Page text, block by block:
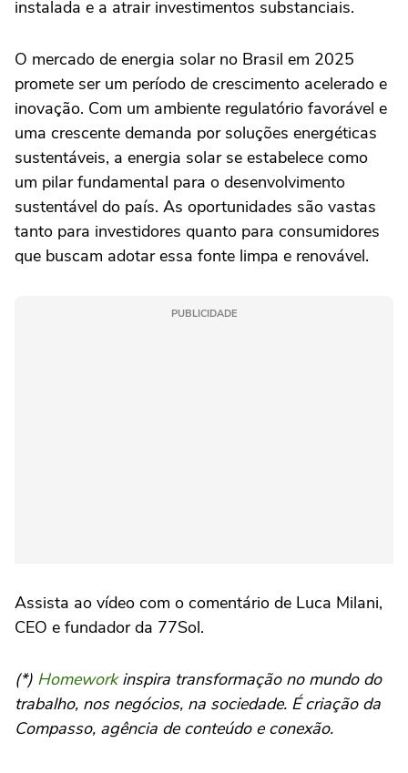
instalada e a atrair investimentos substanciais.
O mercado de energia solar no Brasil em 2025
promete ser um período de crescimento acelerado e
inovação. Com um ambiente regulatório favorável e
uma crescente demanda por soluções energéticas
sustentáveis, a energia solar se estabelece como
um pilar fundamental para o desenvolvimento
sustentável do país. As oportunidades são vastas
tanto para investidores quanto para consumidores
que buscam adotar essa fonte limpa e renovável.
PUBLICIDADE
Assista ao vídeo com o comentário de Luca Milani,
CEO e fundador da 77Sol.
(*) Homeworkinspira transformação no mundo do
trabalho, nos negócios, na sociedade. É criação da
Compasso, agência de conteúdo e conexão.